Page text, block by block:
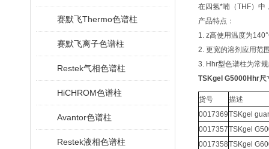
赛默飞Thermo色谱柱
赛默飞离子色谱柱
Restek气相色谱柱
HiCHROM色谱柱
Avantor色谱柱
Restek液相色谱柱
在四氢*喃（THF）中
产品特点：
1. z高使用温度为
2. 更宽的溶剂应用范
3. Hhr型色谱柱为常
TSKgel G5000Hhr
货号
描述
0017369TSKgel
0017357TSKgel
0017358TSKgel